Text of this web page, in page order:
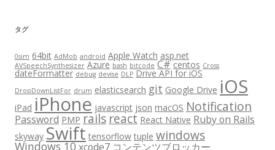
タグ
0sim 64bit AdMob android Apple Watch asp.net
AVSpeechSynthesizer Azure bash bitcode C# centos Cross
dateFormatter debug devise DLP Drive API for iOS
DropDownListFor drum elasticsearch git Google Drive iOS
iPad iPhone javascript json macOS Notification
Password PMP rails react React Native Ruby on Rails
skyway Swift tensorflow tuple windows
Windows 10xcode7 コンテンツブロッカー